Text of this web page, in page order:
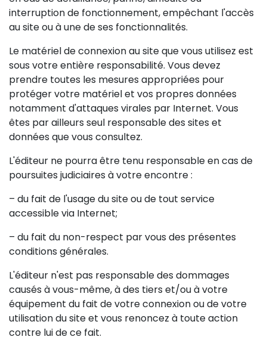
interruption de fonctionnement, empêchant l'accès
au site ou à une de ses fonctionnalités.
Le matériel de connexion au site que vous utilisez est
sous votre entière responsabilité. Vous devez
prendre toutes les mesures appropriées pour
protéger votre matériel et vos propres données
notamment d'attaques virales par Internet. Vous
êtes par ailleurs seul responsable des sites et
données que vous consultez.
L'éditeur ne pourra être tenu responsable en cas de
poursuites judiciaires à votre encontre :
– du fait de l'usage du site ou de tout service
accessible via Internet;
– du fait du non-respect par vous des présentes
conditions générales.
L'éditeur n'est pas responsable des dommages
causés à vous-même, à des tiers et/ou à votre
équipement du fait de votre connexion ou de votre
utilisation du site et vous renoncez à toute action
contre lui de ce fait.